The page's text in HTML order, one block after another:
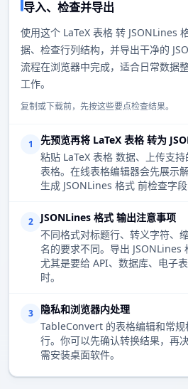
导入、检查并导出
使用这个 LaTeX 表格 转 JSONLines
据、检查行列结构，并导出干净的
流程在浏览器中完成，适合日常数据
工作。
复制或下载前，先按这些要点检查结果。
1
先预览再将 LaTeX 表格 转为
粘贴 LaTeX 表格 数据、上传支
表格。在线表格编辑器会先展示
生成 JSONLines 格式 前检查字段
2
JSONLines 格式 输出注意事项
不同格式对标题行、转义字符、
名的要求不同。导出 JSONLines
尤其是要给 API、数据库、电子
时。
3
隐私和浏览器内处理
TableConvert 的表格编辑和常
行。你可以先确认转换结果，再
需安装桌面软件。